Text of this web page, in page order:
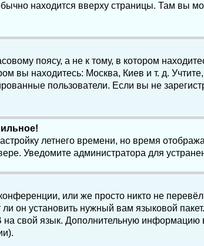
находится вверху страницы. Там вы
поясу, а не к тому, в котором
вы находитесь: Москва, Киев и т. д.
пользователи. Если вы не
летнего времени, но время
Уведомите администратора для
или же просто никто не
он установить нужный вам языковой
на свой язык. Дополнительную информацию